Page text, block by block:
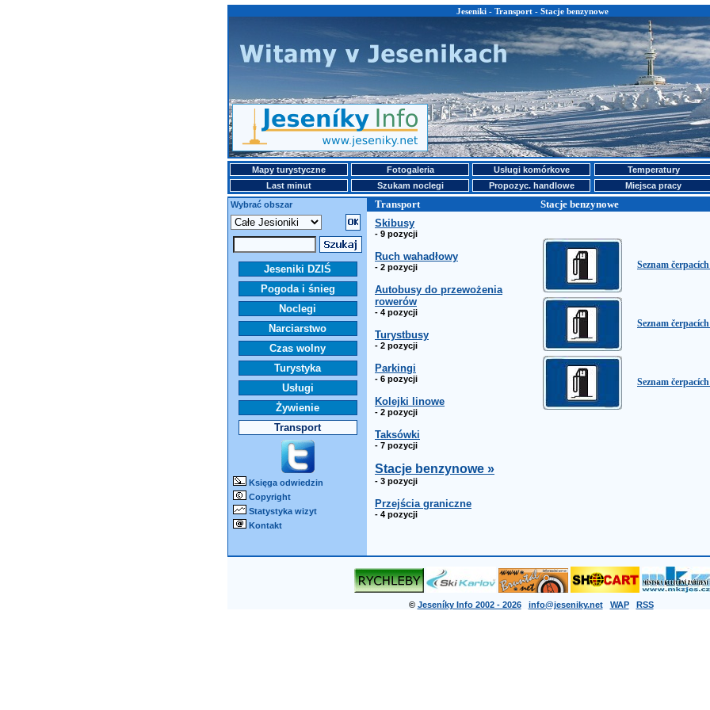
Jeseniki - Transport - Stacje benzynowe
Mapy turystyczne Fotogaleria Usługi komórkove Temperatury
Last minut
Szukam noclegi Propozyc. handlowe Miejsca pracy
Wybrać obszar
Transport Stacje benzynowe
Jeseniki DZIŚ
Pogoda i śnieg
Noclegi
Narciarstwo
Czas wolny
Turystyka
Usługi
Żywienie
Transport
Księga odwiedzin
Copyright
Statystyka wizyt
Kontakt
Skibusy
- 9 pozycji
Ruch wahadłowy
- 2 pozycji
Autobusy do przewożenia
rowerów
- 4 pozycji
Turystbusy
- 2 pozycji
Parkingi
- 6 pozycji
Kolejki linowe
- 2 pozycji
Taksówki
- 7 pozycji
Stacje benzynowe »
- 3 pozycji
Przejścia graniczne
- 4 pozycji
Seznam
Seznam
Seznam
© Jeseníky Info 2002 - 2026 info@jeseniky.net WAP RSS